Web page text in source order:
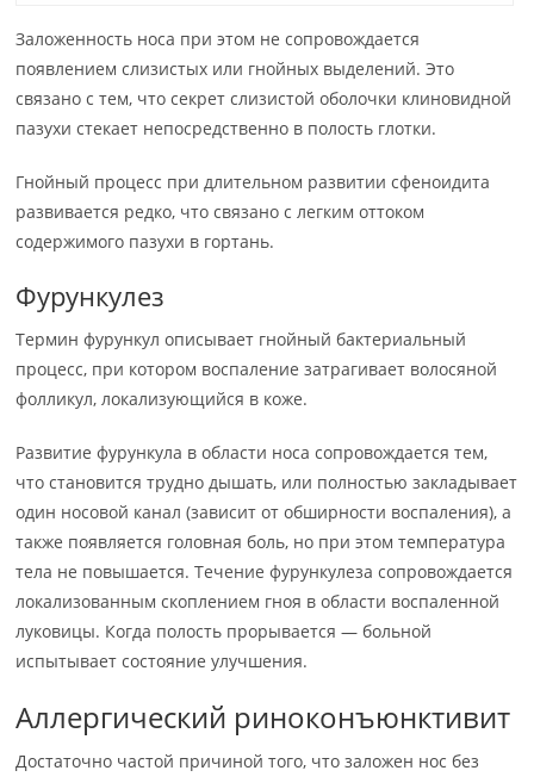
Заложенность носа при этом не сопровождается
появлением слизистых или гнойных выделений. Это
связано с тем, что секрет слизистой оболочки клиновидной
пазухи стекает непосредственно в полость глотки.
Гнойный процесс при длительном развитии сфеноидита
развивается редко, что связано с легким оттоком
содержимого пазухи в гортань.
Фурункулез
Термин фурункул описывает гнойный бактериальный
процесс, при котором воспаление затрагивает волосяной
фолликул, локализующийся в коже.
Развитие фурункула в области носа сопровождается тем,
что становится трудно дышать, или полностью закладывает
один носовой канал (зависит от обширности воспаления), а
также появляется головная боль, но при этом температура
тела не повышается. Течение фурункулеза сопровождается
локализованным скоплением гноя в области воспаленной
луковицы. Когда полость прорывается — больной
испытывает состояние улучшения.
Аллергический риноконъюнктивит
Достаточно частой причиной того, что заложен нос без